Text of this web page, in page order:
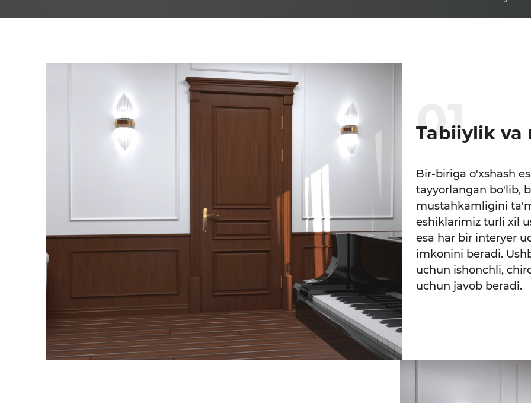
Tabiiylik
01
Bir-biriga o'xshash
tayyorlangan bo'lib,
mustahkamligini
eshiklarimiz turli xil
esa har bir interyer
imkonini beradi.
uchun ishonchli,
uchun javob beradi.